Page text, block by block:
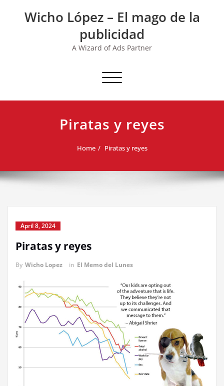
Wicho López – El mago de la
publicidad
A Wizard of Ads Partner
Toggle navigation
Piratas y reyes
Home Piratas y reyes
April 8, 2024
Piratas y reyes
By Wicho Lopez in El Memo del Lunes